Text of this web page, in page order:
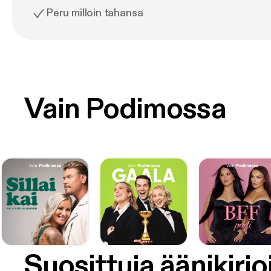
Peru milloin tahansa
Vain Podimossa